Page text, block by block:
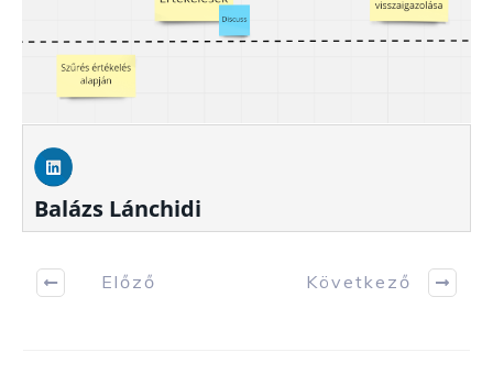
Balázs Lánchidi
Előző Következő